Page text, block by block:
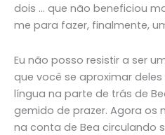
dois … que não beneficiou
me para fazer, finalmente,
Eu não posso resistir a ser
que você se aproximar
língua na parte de trás de
gemido de prazer. Agora os
na conta de Bea circulando